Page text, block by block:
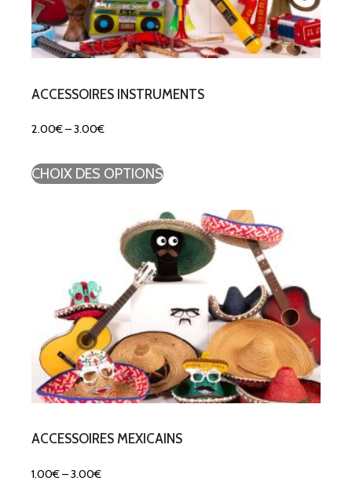
ACCESSOIRES INSTRUMENTS
2.00€–3.00€
CHOIX DES OPTIONS
ACCESSOIRES MEXICAINS
1.00€–3.00€